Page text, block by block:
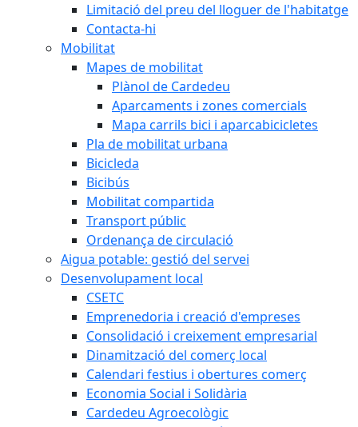
Limitació del preu del lloguer de l'habitatge
Contacta-hi
Mobilitat
Mapes de mobilitat
Plànol de Cardedeu
Aparcaments i zones comercials
Mapa carrils bici i aparcabicicletes
Pla de mobilitat urbana
Bicicleda
Bicibús
Mobilitat compartida
Transport públic
Ordenança de circulació
Aigua potable: gestió del servei
Desenvolupament local
CSETC
Emprenedoria i creació d'empreses
Consolidació i creixement empresarial
Dinamització del comerç local
Calendari festius i obertures comerç
Economia Social i Solidària
Cardedeu Agroecològic